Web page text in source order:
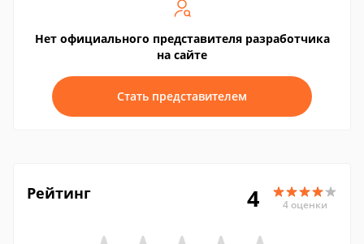
Нет официального представителя разработчика
на сайте
Стать представителем
Рейтинг 4 4 оценки